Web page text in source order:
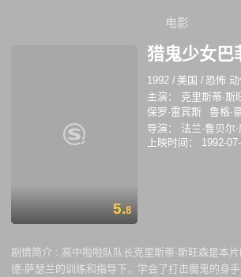
电影
5.8
猎鬼少女巴
1992 / 美国 /恐怖 动
主演：
克里斯蒂·斯
保罗·雷宾斯
鲁格·
里·斯万克
大卫·阿
夫
安德鲁·洛厄里
导演：
法兰·鲁贝尔
上映时间：
1992-
剧情简介 : 高中啦啦队队长克里斯蒂·斯旺森是本
德·萨瑟兰的训练和指导下，学会了打击魔鬼的身手